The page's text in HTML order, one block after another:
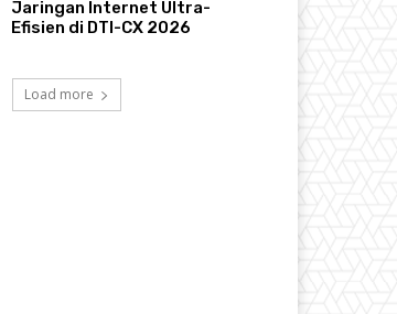
Jaringan Internet Ultra-
Efisien di DTI-CX 2026
Load more